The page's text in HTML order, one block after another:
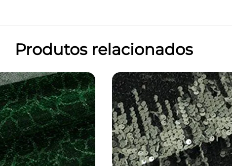
Produtos relacionados